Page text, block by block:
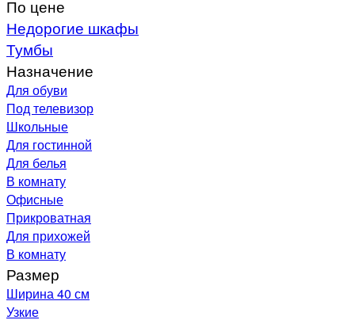
По цене
Недорогие шкафы
Тумбы
Назначение
Для обуви
Под телевизор
Школьные
Для гостинной
Для белья
В комнату
Офисные
Прикроватная
Для прихожей
В комнату
Размер
Ширина 40 см
Узкие